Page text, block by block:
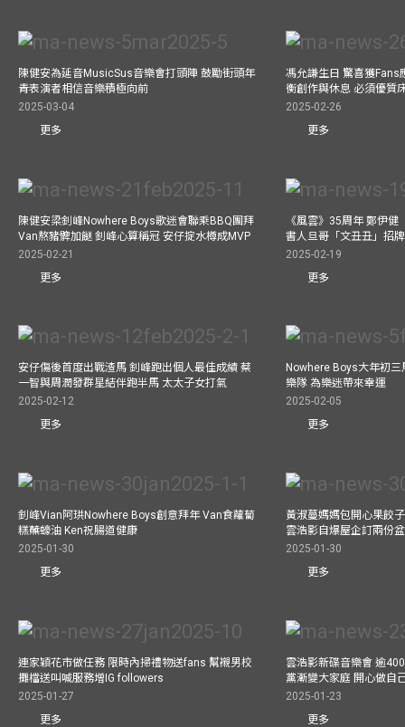
陳健安為延音MusicSus音樂會打頭陣 鼓勵街頭年
青表演者相信音樂積極向前
2025-03-04
更多
馮允謙生日 驚喜獲Fans
衡創作與休息 必須優質
2025-02-26
更多
陳健安梁釗峰Nowhere Boys歌迷會聯乘BBQ團拜
Van熬豬髀加餸 釗峰心算稱冠 安仔掟水樽成MVP
2025-02-21
更多
《風雲》35周年 鄭伊
書人旦哥「文丑丑」招
2025-02-19
更多
安仔傷後首度出戰渣馬 釗峰跑出個人最佳成績 蔡
一智與周潤發群星結伴跑半馬 太太子女打氣
2025-02-12
更多
Nowhere Boys大年初
樂隊 為樂迷帶來幸運
2025-02-05
更多
釗峰Vian阿珙Nowhere Boys創意拜年 Van食蘿蔔
糕蘸蠔油 Ken祝腸道健康
2025-01-30
更多
黃淑蔓媽媽包開心果餃
雲浩影自爆屋企訂兩份
2025-01-30
更多
連家穎花市做任務 限時內掃禮物送fans 幫襯男校
攤檔送叫喊服務增IG followers
2025-01-27
更多
雲浩影新碟音樂會 逾
黨漸變大家庭 開心做自
2025-01-23
更多